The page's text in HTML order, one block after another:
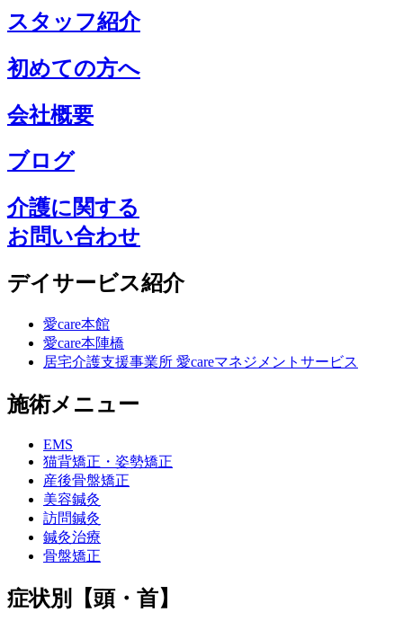
スタッフ紹介
初めての方へ
会社概要
ブログ
介護に関する
お問い合わせ
デイサービス紹介
愛care本館
愛care本陣橋
居宅介護支援事業所 愛careマネジメントサービス
施術メニュー
EMS
猫背矯正・姿勢矯正
産後骨盤矯正
美容鍼灸
訪問鍼灸
鍼灸治療
骨盤矯正
症状別【頭・首】